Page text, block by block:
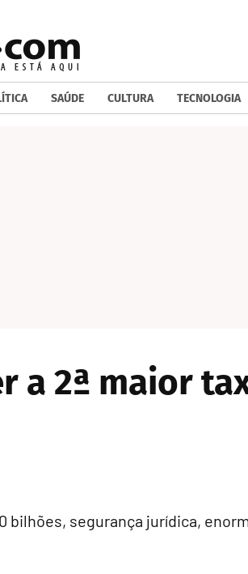
SAÚDE CULTURA TECNOLOGIA
a 2ª maior
segurança jurídica,